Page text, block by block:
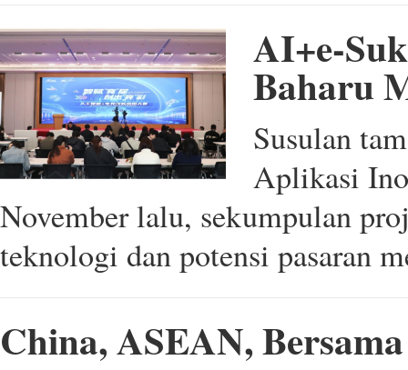
AI+e-
Baharu
Susulan
Aplikasi
November lalu, sekumpulan
teknologi dan potensi pasaran
China, ASEAN,